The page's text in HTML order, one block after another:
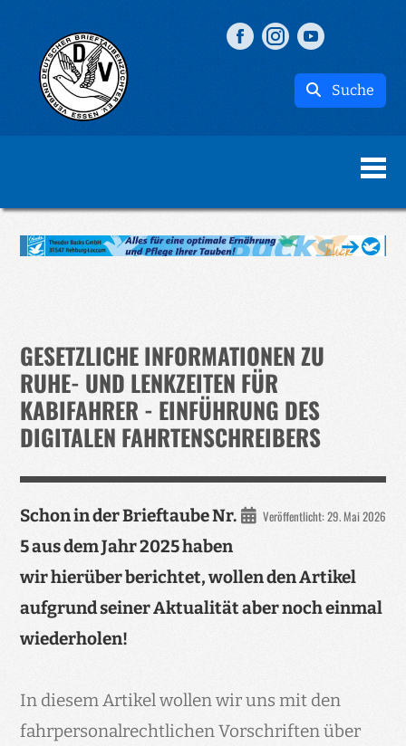
Suche
GESETZLICHE INFORMATIONEN ZU
RUHE- UND LENKZEITEN FÜR
KABIFAHRER - EINFÜHRUNG DES
DIGITALEN FAHRTENSCHREIBERS
Veröffentlicht: 29. Mai 2026
Schon in der Brieftaube Nr.
5 aus dem Jahr 2025 haben
wir hierüber berichtet, wollen den Artikel
aufgrund seiner Aktualität aber noch einmal
wiederholen!
In diesem Artikel wollen wir uns mit den
fahrpersonalrechtlichen Vorschriften über